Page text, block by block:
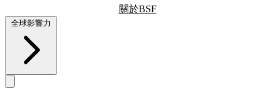
關於BSF
全球影響力